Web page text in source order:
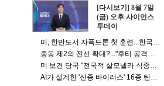
[다시보기] 8월 7일
(금) 오후 사이언스
투데이
미, 한반도서 자폭드론 첫 훈련...한국 배치 가능성도?
중동 제2의 전선 확대?..."후티 공격으로 사우디 민간인 다수 피해"
미 보건 당국 "전국적 살모넬라 식중독 원인은 멕시코산 할라피뇨"
AI가 설계한 '신종 바이러스' 16종 탄생...생물무기 악용 우려